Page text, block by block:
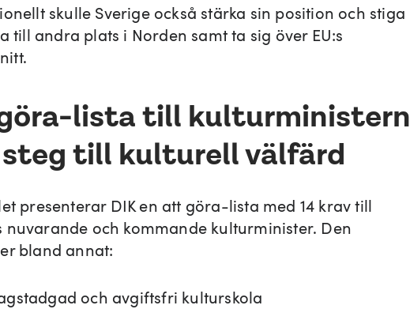
skulle Sverige också stärka sin position och stiga
till andra plats i Norden samt ta sig över EU:s
lista till kulturministern
steg till kulturell välfärd
presenterar DIK en att göra-lista med 14 krav till
nuvarande och kommande kulturminister. Den
bland annat:
och avgiftsfri kulturskola